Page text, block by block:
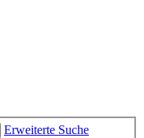
Erweiterte Suche